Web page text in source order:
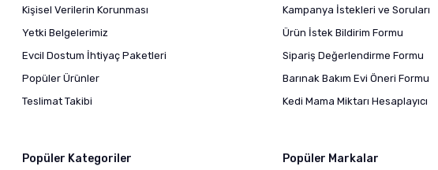
Kişisel Verilerin Korunması
Yetki Belgelerimiz
Evcil Dostum İhtiyaç Paketleri
Popüler Ürünler
Teslimat Takibi
Kampanya İstekleri ve Soruları
Ürün İstek Bildirim Formu
Sipariş Değerlendirme Formu
Barınak Bakım Evi Öneri Formu
Kedi Mama Miktarı Hesaplayıcı
Popüler Kategoriler Popüler Markalar